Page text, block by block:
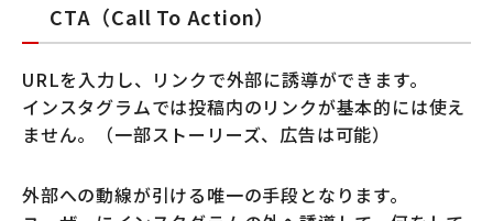
CTA（Call To Action）
URLを入力し、リンクで外部に誘導ができます。
インスタグラムでは投稿内のリンクが基本的には使え
ません。（一部ストーリーズ、広告は可能）
外部への動線が引ける唯一の手段となります。